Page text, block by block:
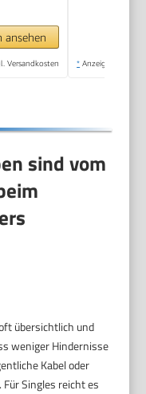
ansehen
Versandkosten * Anzeige
sind vom
übersichtlich und
weniger Hindernisse
Kabel oder
Singles reicht es